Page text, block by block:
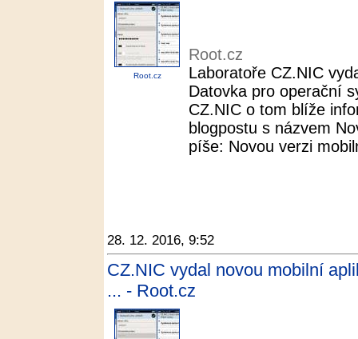
Root.cz
Root.cz
Laboratoře CZ.NIC
Datovka pro operační
CZ.NIC o tom blíže
blogpostu s názvem
píše: Novou verzi
28. 12. 2016, 9:52
CZ.NIC vydal novou mobilní
... - Root.cz